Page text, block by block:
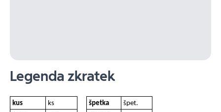
Legenda zkratek
kus ks špetka
špet.